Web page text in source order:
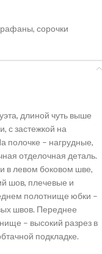
сорочки
длиной чуть выше
с застежкой на
полочке – нагрудные,
отделочная деталь.
в левом боковом шве,
шов, плечевые и
полотнище юбки –
швов. Переднее
– высокий разрез в
подкладке.